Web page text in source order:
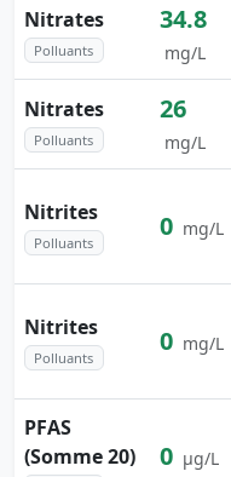
Nitrates
Polluants
34.8
mg/L
Nitrates
Polluants
26
mg/L
Nitrites
Polluants
0 mg/L
Nitrites
Polluants
0 mg/L
PFAS
(Somme 20)
0 µg/L